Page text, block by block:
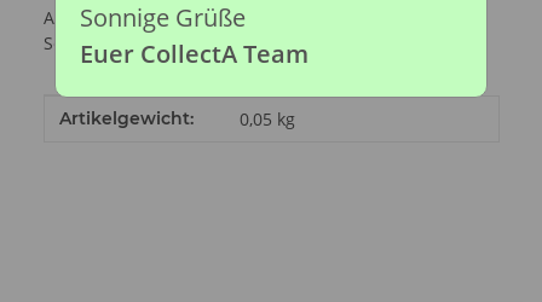
Aus seinen Schultern ragten Stacheln und an seinen
Seiten befanden sich scharfe, klingenartige Platten.
Produkteigenschaft
Wert
Artikelgewicht: 0,05 kg
Sonnige Grüße
Euer CollectA Team